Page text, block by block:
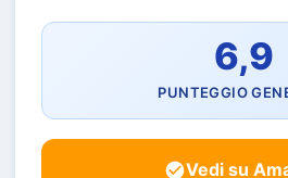
6,9
PUNTEGGIO
Vedi su